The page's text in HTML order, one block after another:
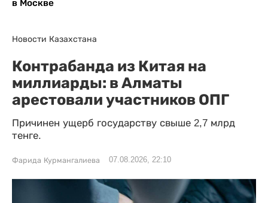
в Москве
Новости Казахстана
Контрабанда из Китая на
миллиарды: в Алматы
арестовали участников ОПГ
Причинен ущерб государству свыше 2,7 млрд
тенге.
Фарида Курмангалиева 07.08.2026, 22:10